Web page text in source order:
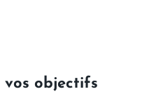
objectifs